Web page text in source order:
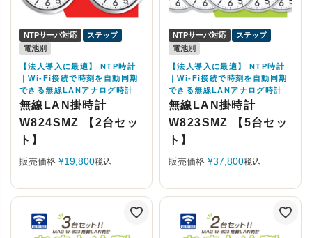
NTPサーバ対応
ステップ
電池別
【法人導入に最適】 NTP時計
｜Wi-Fi接続で時刻を自動同期
できる無線LANアナログ時計
無線LAN掛時計
W824SMZ 【2台セッ
ト】
販売価格 ¥19,800税込
NTPサーバ対応
ステップ
電池別
【法人導入に最適】 NTP時計
｜Wi-Fi接続で時刻を自動同期
できる無線LANアナログ時計
無線LAN掛時計
W823SMZ 【5台セッ
ト】
販売価格 ¥37,800税込